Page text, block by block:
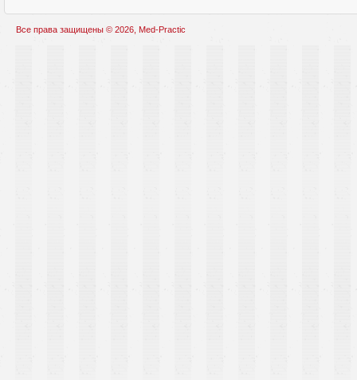
Все права защищены © 2026, Med-Practic